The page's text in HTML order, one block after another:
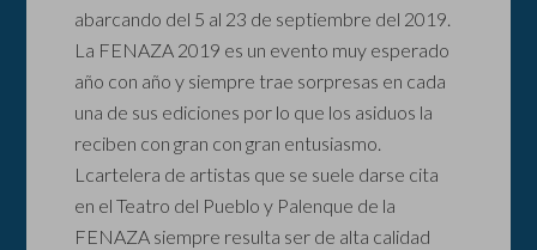
abarcando del 5 al 23 de septiembre del 2019.
La FENAZA 2019 es un evento muy esperado
año con año y siempre trae sorpresas en cada
una de sus ediciones por lo que los asiduos la
reciben con gran con gran entusiasmo.
Lcartelera de artistas que se suele darse cita
en el Teatro del Pueblo y Palenque de la
FENAZA siempre resulta ser de alta calidad